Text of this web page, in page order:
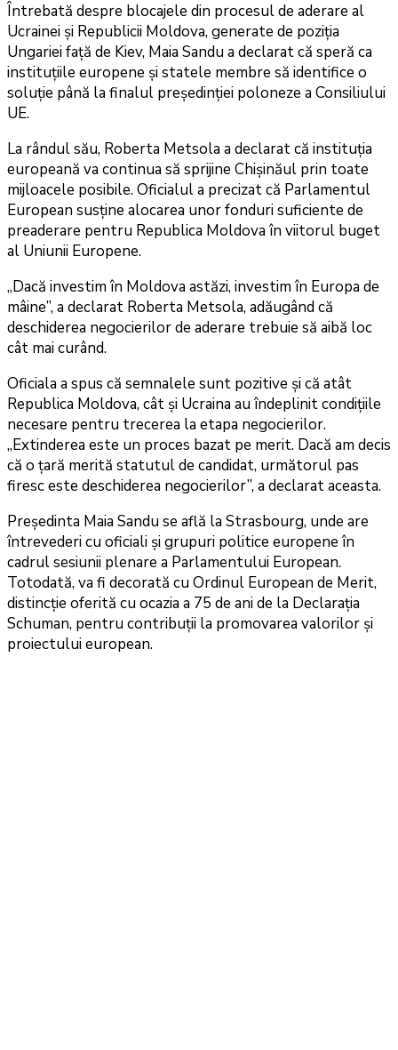
Întrebată despre blocajele din procesul de aderare al
Ucrainei și Republicii Moldova, generate de poziția
Ungariei față de Kiev, Maia Sandu a declarat că speră ca
instituțiile europene și statele membre să identifice o
soluție până la finalul președinției poloneze a Consiliului
UE.
La rândul său, Roberta Metsola a declarat că instituția
europeană va continua să sprijine Chișinăul prin toate
mijloacele posibile. Oficialul a precizat că Parlamentul
European susține alocarea unor fonduri suficiente de
preaderare pentru Republica Moldova în viitorul buget
al Uniunii Europene.
„Dacă investim în Moldova astăzi, investim în Europa de
mâine”, a declarat Roberta Metsola, adăugând că
deschiderea negocierilor de aderare trebuie să aibă loc
cât mai curând.
Oficiala a spus că semnalele sunt pozitive și că atât
Republica Moldova, cât și Ucraina au îndeplinit condițiile
necesare pentru trecerea la etapa negocierilor.
„Extinderea este un proces bazat pe merit. Dacă am decis
că o țară merită statutul de candidat, următorul pas
firesc este deschiderea negocierilor”, a declarat aceasta.
Președinta Maia Sandu se află la Strasbourg, unde are
întrevederi cu oficiali și grupuri politice europene în
cadrul sesiunii plenare a Parlamentului European.
Totodată, va fi decorată cu Ordinul European de Merit,
distincție oferită cu ocazia a 75 de ani de la Declarația
Schuman, pentru contribuții la promovarea valorilor și
proiectului european.